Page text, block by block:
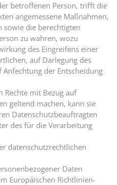
betroffenen Person, trifft die
angemessene Maßnahmen,
sowie die berechtigten
zu wahren, wozu
des Eingreifens einer
auf Darlegung des
der Entscheidung
Rechte mit Bezug auf
geltend machen, kann sie
Datenschutzbeauftragten
des für die Verarbeitung
datenschutzrechtlichen
Daten
Europäischen Richtlinien-